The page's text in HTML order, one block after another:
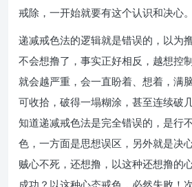
戒除，一开始就要有这个认识和决心。
递减戒色法的逻辑就是错误的，以为
不会想撸了，事实正好相反，越想控
就会越严重，会一直盼着、想着，满
可收拾，破得一塌糊涂，甚至连续破
知道递减戒色法是完全错误的，是行
色，一方面是思想误区，另外就是决
贼心不死，还想撸，以这种还想撸的
成功？以这种心态戒色，必然失败！